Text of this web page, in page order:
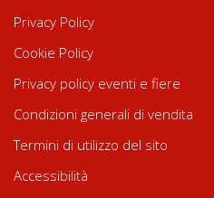
Privacy Policy
Cookie Policy
Privacy policy eventi e fiere
Condizioni generali di vendita
Termini di utilizzo del sito
Accessibilità